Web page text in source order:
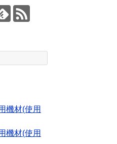
機材(使用
機材(使用